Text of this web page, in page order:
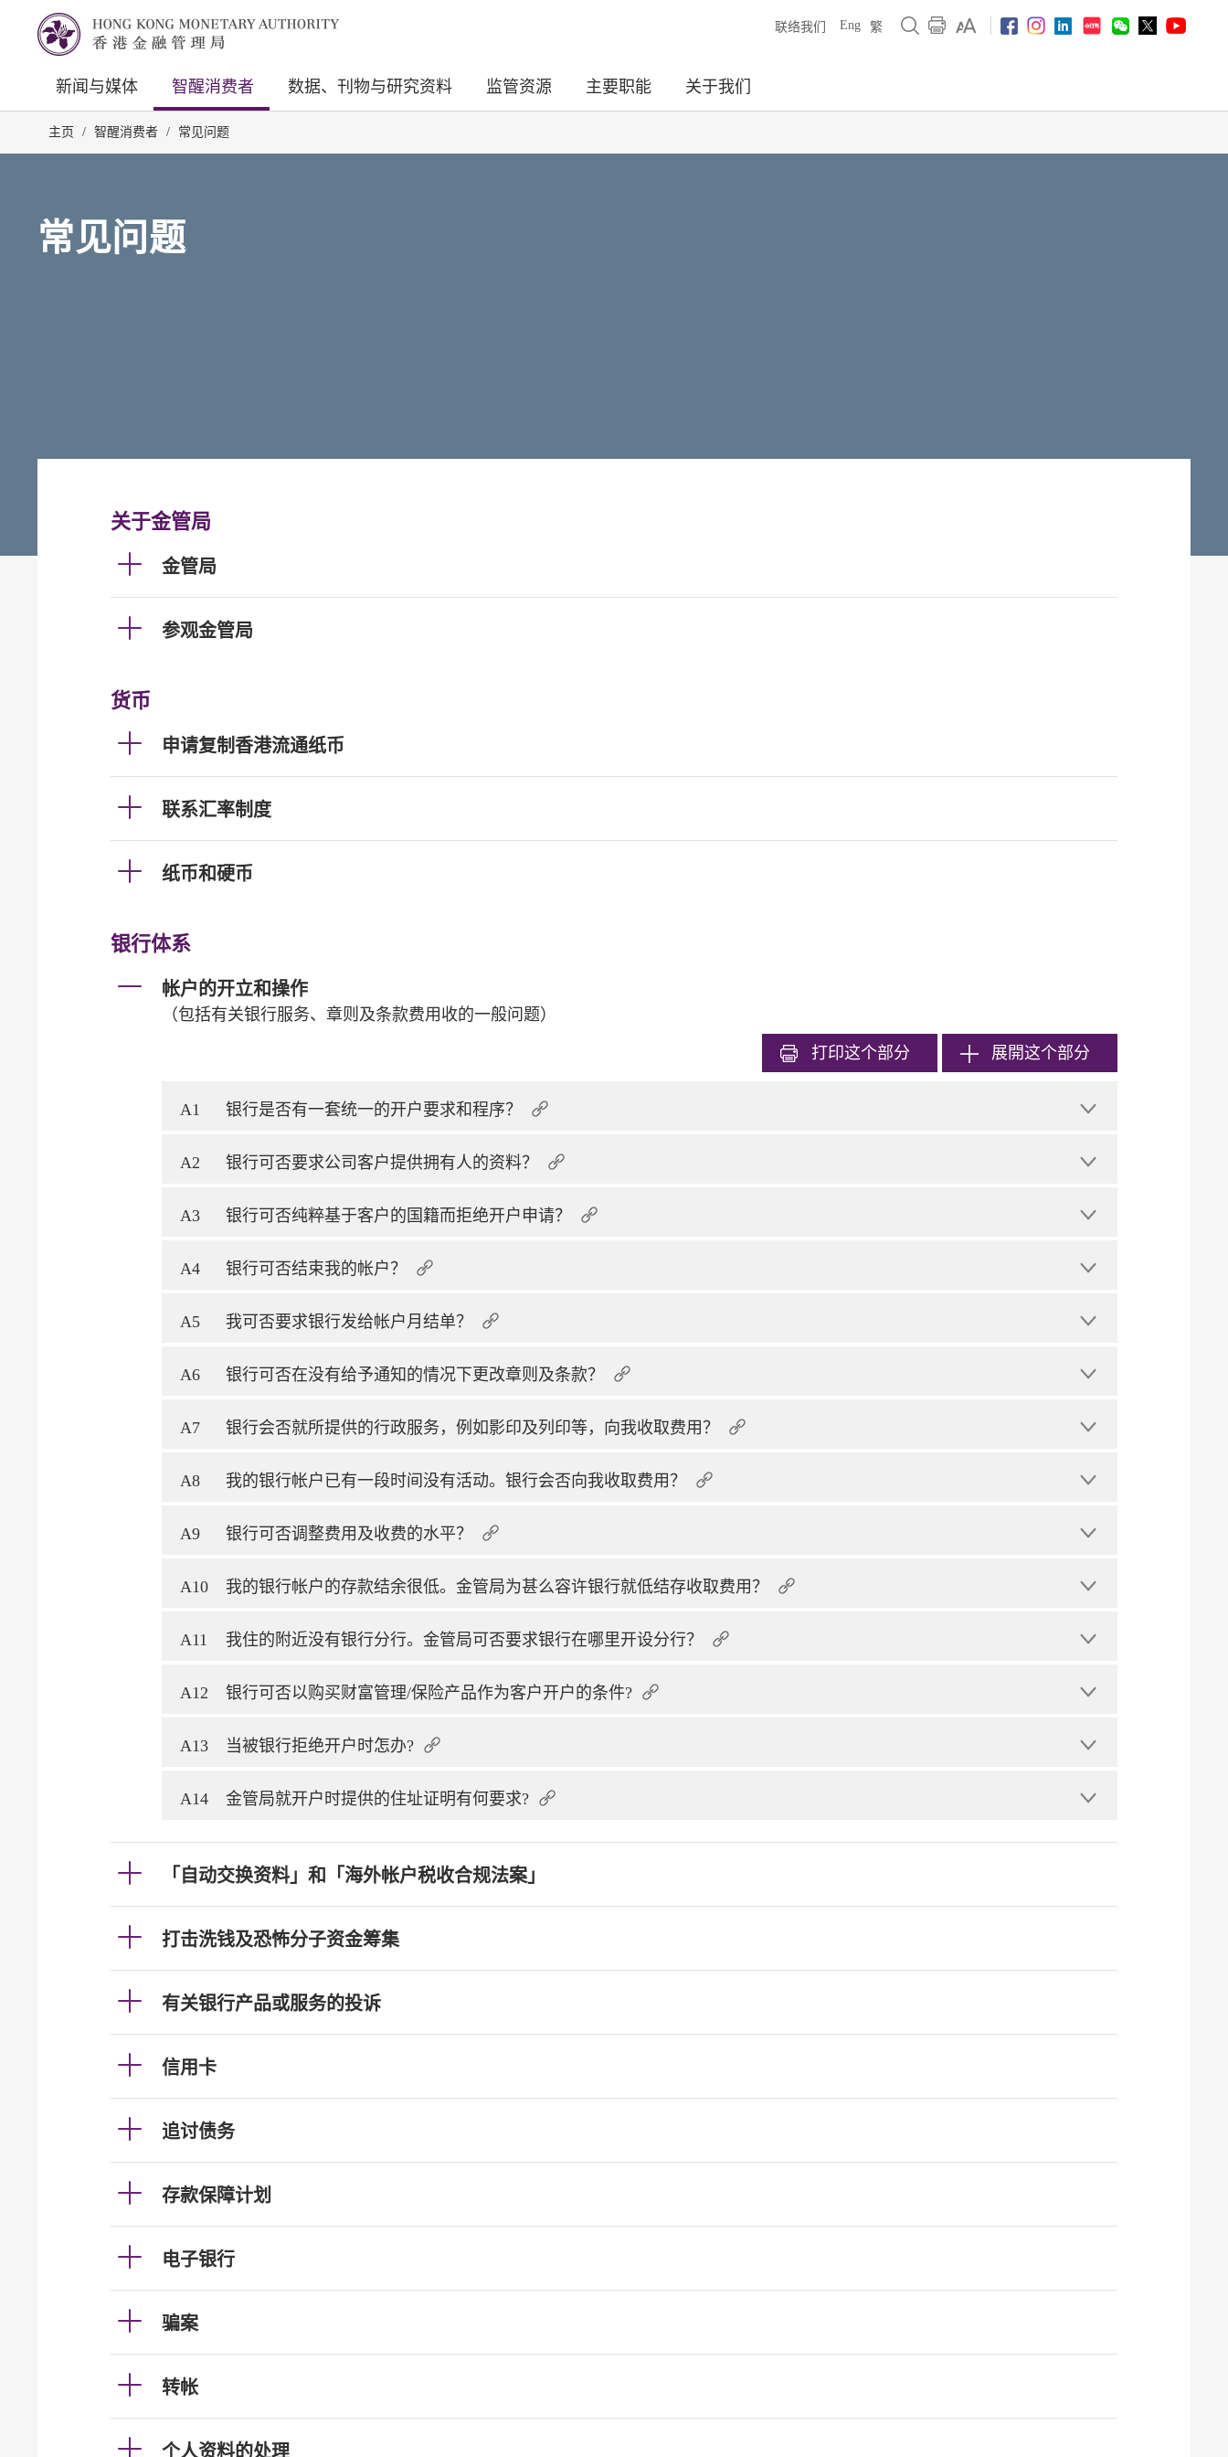
联络我们 Eng 繁
新闻与媒体 智醒消费者 数据、刊物与研究资料 监管资源 主要职能 关于我们
主页 / 智醒消费者 / 常见问题
常见问题
关于金管局
金管局
参观金管局
货币
申请复制香港流通纸币
联系汇率制度
纸币和硬币
银行体系
帐户的开立和操作
（包括有关银行服务、章则及条款费用收的一般问题）
打印这个部分 展開这个部分
A1 银行是否有一套统一的开户要求和程序？
A2 银行可否要求公司客户提供拥有人的资料？
A3 银行可否纯粹基于客户的国籍而拒绝开户申请？
A4 银行可否结束我的帐户？
A5 我可否要求银行发给帐户月结单？
A6 银行可否在没有给予通知的情况下更改章则及条款？
A7 银行会否就所提供的行政服务，例如影印及列印等，向我收取费用？
A8 我的银行帐户已有一段时间没有活动。银行会否向我收取费用？
A9 银行可否调整费用及收费的水平？
A10 我的银行帐户的存款结余很低。金管局为甚么容许银行就低结存收取费用？
A11 我住的附近没有银行分行。金管局可否要求银行在哪里开设分行？
A12 银行可否以购买财富管理/保险产品作为客户开户的条件?
A13 当被银行拒绝开户时怎办?
A14 金管局就开户时提供的住址证明有何要求?
「自动交换资料」和「海外帐户税收合规法案」
打击洗钱及恐怖分子资金筹集
有关银行产品或服务的投诉
信用卡
追讨债务
存款保障计划
电子银行
骗案
转帐
个人资料的处理